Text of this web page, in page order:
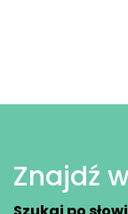
Znajdź